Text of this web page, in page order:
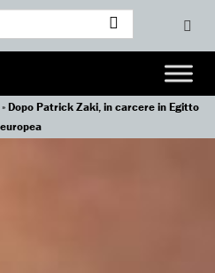
»Dopo Patrick Zaki, in carcere in Egitto